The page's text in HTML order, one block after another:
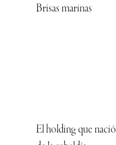
Brisas marinas
El holding que nació